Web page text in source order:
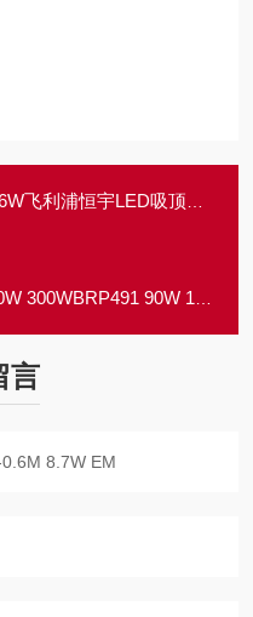
浦恒宇LED吸顶灯 24W 防蚊虫
90W 100W飞利浦LED路灯 BRP492 150W
言